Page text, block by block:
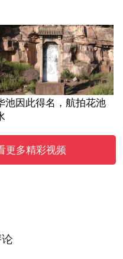
池因此得名，航拍花池
更多精彩视频